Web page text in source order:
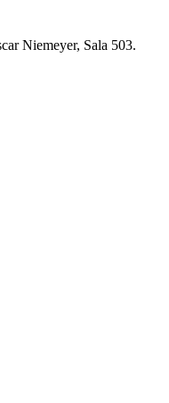
Niemeyer, Sala 503.